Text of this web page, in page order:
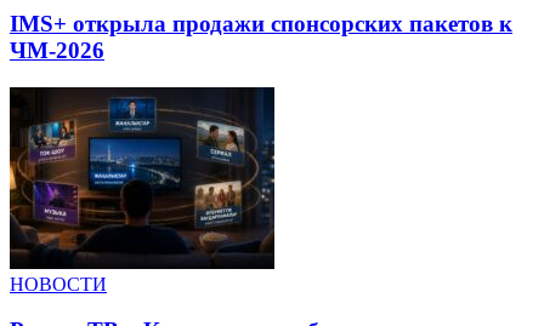
IMS+ открыла продажи спонсорских пакетов к
ЧМ-2026
НОВОСТИ